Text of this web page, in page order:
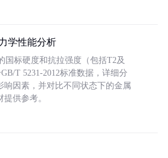
学性能分析
国标硬度和抗拉强度（包括T2及
T 5231-2012标准数据，详细分
响因素，并对比不同状态下的金属
供参考。